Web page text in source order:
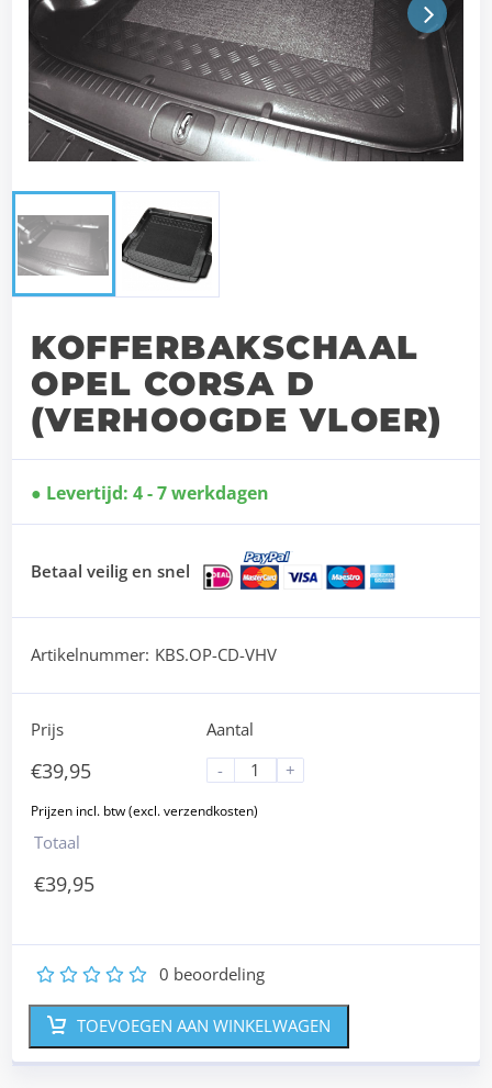
Next
KOFFERBAKSCHAAL
OPEL CORSA D
(VERHOOGDE VLOER)
Levertijd: 4 - 7 werkdagen
Betaal veilig en snel
Artikelnummer: KBS.OP-CD-VHV
Prijs
€39,95
Aantal
-
+
Totaal
€39,95
5
4
3
2 0 beoordeling
TOEVOEGEN AAN WINKELWAGEN